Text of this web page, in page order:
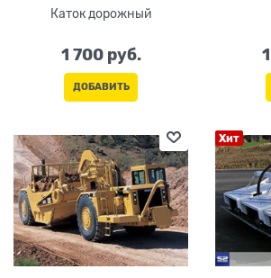
Каток дорожный
1 700 руб.
ДОБАВИТЬ
Хит